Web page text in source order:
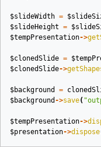
$slideWidth =
$slideHeight =
$tempPresentation->
$clonedSlide =
$clonedSlide->
$background =
$background ->save(
$tempPresentation->
$presentation->dispose